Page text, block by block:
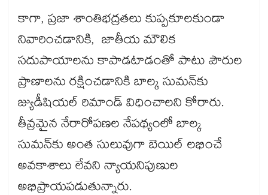
కాగా, ప్రజా శాంతిభద్రతలు కుప్పకూలకుండా
నివారించడానికి, జాతీయ మౌలిక
సదుపాయాలను కాపాడటాడంతో పాటు పౌరుల
ప్రాణాలను రక్షించడానికి బాల్క సుమన్‌‌కు
జ్యుడీషియల్ రిమాండ్ విధించాలని కోరారు.
తీవ్రమైన నేరారోపణల నేపథ్యంలో బాల్క
సుమన్‌‌కు అంత సులువుగా బెయిల్‌‌ లభించే
అవకాశాలు లేవని న్యాయనిపుణుల
అభిప్రాయపడుతున్నారు.